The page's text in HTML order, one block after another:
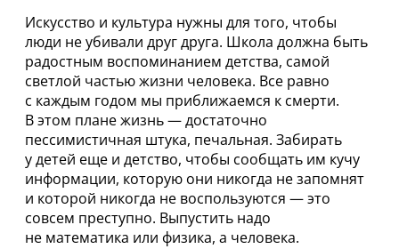
Искусство и культура нужны для того, чтобы
люди не убивали друг друга. Школа должна быть
радостным воспоминанием детства, самой
светлой частью жизни человека. Все равно
с каждым годом мы приближаемся к смерти.
В этом плане жизнь — достаточно
пессимистичная штука, печальная. Забирать
у детей еще и детство, чтобы сообщать им кучу
информации, которую они никогда не запомнят
и которой никогда не воспользуются — это
совсем преступно. Выпустить надо
не математика или физика, а человека.